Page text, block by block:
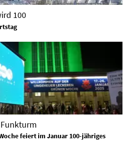
100
feiert im Januar 100-jähriges